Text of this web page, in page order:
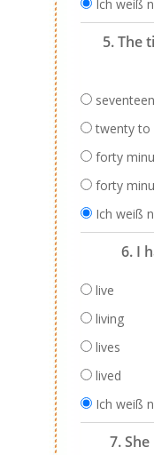
Ich weiß
5. The
twenty to
forty
forty
Ich weiß
6. I
live
living
lives
lived
Ich weiß
7.